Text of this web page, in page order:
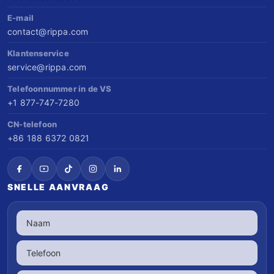
E-mail
contact@rippa.com
Klantenservice
service@rippa.com
Telefoonnummer in de VS
+1 877-747-7280
CN-telefoon
+86 188 6372 0821
SNELLE AANVRAAG